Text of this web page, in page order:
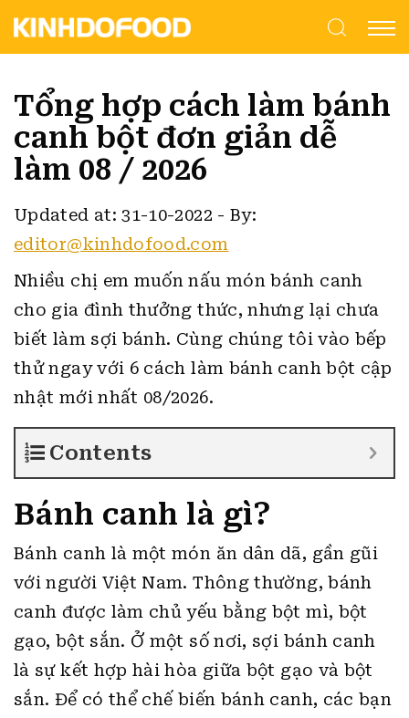
Tổng hợp cách làm bánh
canh bột đơn giản dễ
làm 08 / 2026
Updated at: 31-10-2022 -By:
editor@kinhdofood.com
Nhiều chị em muốn nấu món bánh canh
cho gia đình thưởng thức, nhưng lại chưa
biết làm sợi bánh. Cùng chúng tôi vào bếp
thử ngay với 6 cách làm bánh canh bột cập
nhật mới nhất 08/2026.
Contents
Bánh canh là gì?
Bánh canh là một món ăn dân dã, gần gũi
với người Việt Nam. Thông thường, bánh
canh được làm chủ yếu bằng bột mì, bột
gạo, bột sắn. Ở một số nơi, sợi bánh canh
là sự kết hợp hài hòa giữa bột gạo và bột
sắn. Để có thể chế biến bánh canh, các bạn